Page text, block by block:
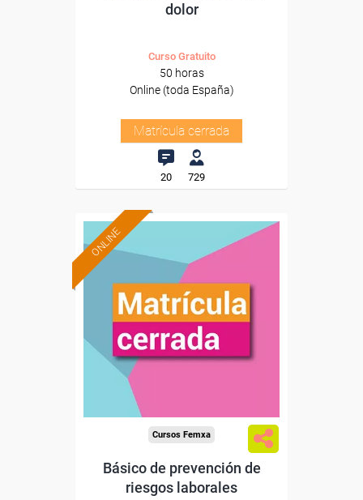
dolor
Curso Gratuito
50 horas
Online (toda España)
Matrícula cerrada
20 729
ONLINE
Cursos Femxa
Básico de prevención de
riesgos laborales